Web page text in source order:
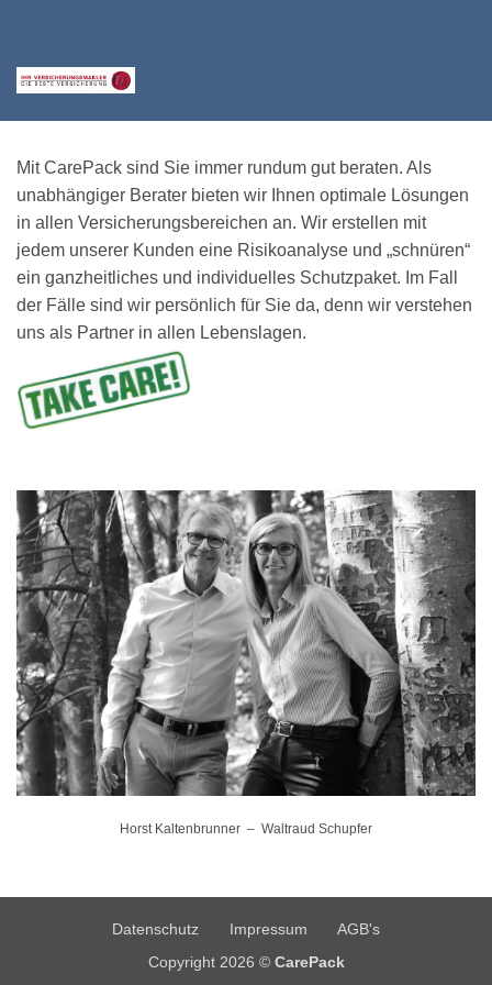
Mit CarePack sind Sie immer rundum gut beraten. Als
unabhängiger Berater bieten wir Ihnen optimale Lösungen
in allen Versicherungsbereichen an. Wir erstellen mit
jedem unserer Kunden eine Risikoanalyse und „schnüren“
ein ganzheitliches und individuelles Schutzpaket. Im Fall
der Fälle sind wir persönlich für Sie da, denn wir verstehen
uns als Partner in allen Lebenslagen.
Horst Kaltenbrunner – Waltraud Schupfer
Datenschutz Impressum
AGB's
Copyright 2026 © CarePack